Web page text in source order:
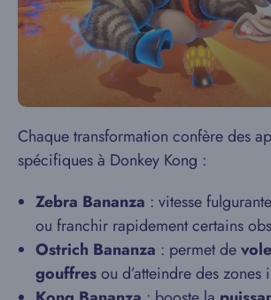
Chaque transformation confère des
spécifiques à Donkey Kong :
Zebra Bananza : vitesse
ou franchir rapidement certains
Ostrich Bananza : permet de
gouffresou d’atteindre des zones